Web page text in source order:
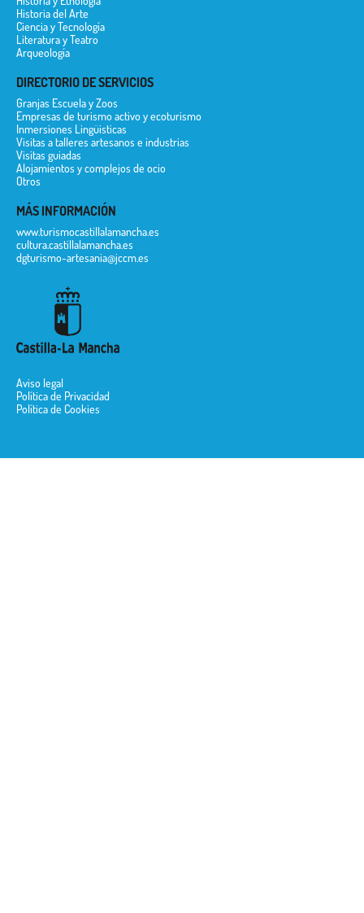
Historia del Arte
Ciencia y Tecnología
Literatura y Teatro
Arqueología
DIRECTORIO DE SERVICIOS
Granjas Escuela y Zoos
Empresas de turismo activo y ecoturismo
Inmersiones Lingüisticas
Visitas a talleres artesanos e industrias
Visitas guiadas
Alojamientos y complejos de ocio
Otros
MÁS INFORMACIÓN
www.turismocastillalamancha.es
cultura.castillalamancha.es
dgturismo-artesania@jccm.es
Aviso legal
Política de Privacidad
Política de Cookies